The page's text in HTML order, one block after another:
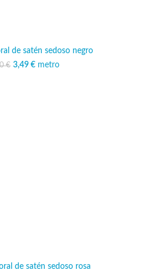
de satén sedoso negro
€
El precio original era:
3,49 € El precio actual es:
metro
de satén sedoso rosa